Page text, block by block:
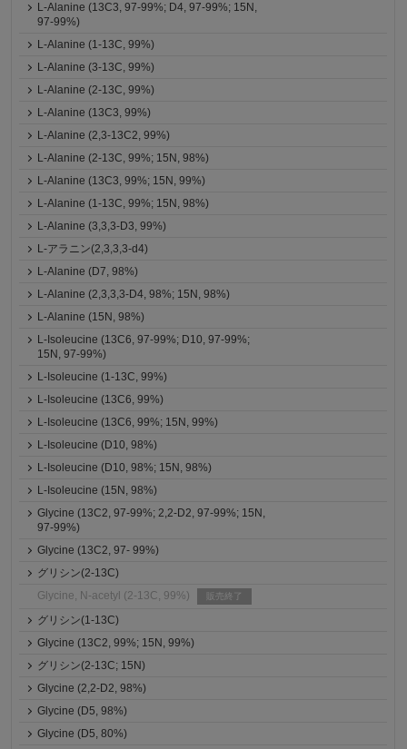
L-Alanine (13C3, 97-99%; D4, 97-99%; 15N,
97-99%)
L-Alanine (1-13C, 99%)
L-Alanine (3-13C, 99%)
L-Alanine (2-13C, 99%)
L-Alanine (13C3, 99%)
L-Alanine (2,3-13C2, 99%)
L-Alanine (2-13C, 99%; 15N, 98%)
L-Alanine (13C3, 99%; 15N, 99%)
L-Alanine (1-13C, 99%; 15N, 98%)
L-Alanine (3,3,3-D3, 99%)
L-アラニン(2,3,3,3-d4)
L-Alanine (D7, 98%)
L-Alanine (2,3,3,3-D4, 98%; 15N, 98%)
L-Alanine (15N, 98%)
L-Isoleucine (13C6, 97-99%; D10, 97-99%;
15N, 97-99%)
L-Isoleucine (1-13C, 99%)
L-Isoleucine (13C6, 99%)
L-Isoleucine (13C6, 99%; 15N, 99%)
L-Isoleucine (D10, 98%)
L-Isoleucine (D10, 98%; 15N, 98%)
L-Isoleucine (15N, 98%)
Glycine (13C2, 97-99%; 2,2-D2, 97-99%; 15N,
97-99%)
Glycine (13C2, 97- 99%)
グリシン(2-13C)
Glycine, N-acetyl (2-13C, 99%)
販売終了
グリシン(1-13C)
Glycine (13C2, 99%; 15N, 99%)
グリシン(2-13C; 15N)
Glycine (2,2-D2, 98%)
Glycine (D5, 98%)
Glycine (D5, 80%)